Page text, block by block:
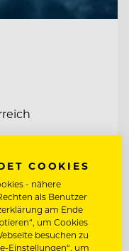
COOKIES
- nähere
als Benutzer
am Ende
um Cookies
besuchen zu
Einstellungen“, um